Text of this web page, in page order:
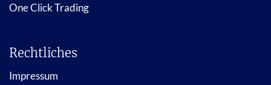
One Click Trading
Rechtliches
Impressum